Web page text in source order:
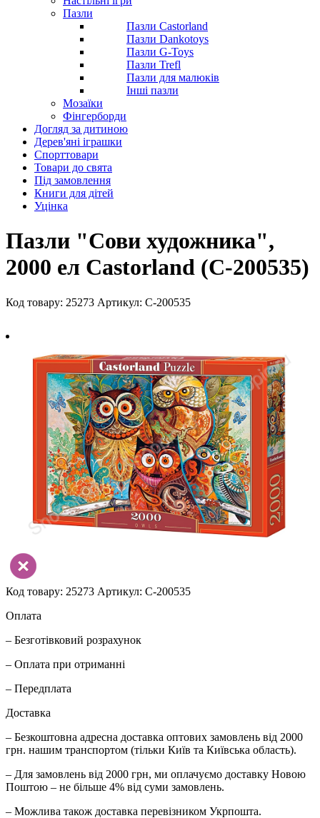
Пазли
Пазли Castorland
Пазли Dankotoys
Пазли G-Toys
Пазли Trefl
Пазли для малюків
Інші пазли
Мозаїки
Фінгерборди
Догляд за дитиною
Дерев'яні іграшки
Спорттовари
Товари до свята
Під замовлення
Книги для дітей
Уцінка
Пазли "Сови художника",
2000 ел Castorland (С-200535)
Код товару: 25273 Артикул: С-200535
Код товару: 25273 Артикул: С-200535
Оплата
– Безготівковий розрахунок
– Оплата при отриманні
– Передплата
Доставка
– Безкоштовна адресна доставка оптових замовлень від 2000
грн. нашим транспортом (тільки Київ та Київська область).
– Для замовлень від 2000 грн, ми оплачуємо доставку Новою
Поштою – не більше 4% від суми замовлень.
– Можлива також доставка перевізником Укрпошта.